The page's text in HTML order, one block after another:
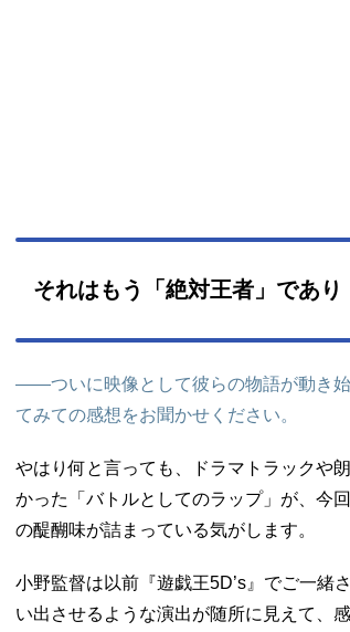
それはもう「絶対王者」であり
――ついに映像として彼らの物語が動き
てみての感想をお聞かせください。
やはり何と言っても、ドラマトラックや
かった「バトルとしてのラップ」が、今
の醍醐味が詰まっている気がします。
小野監督は以前『遊戯王5D’s』でご一緒
い出させるような演出が随所に見えて、